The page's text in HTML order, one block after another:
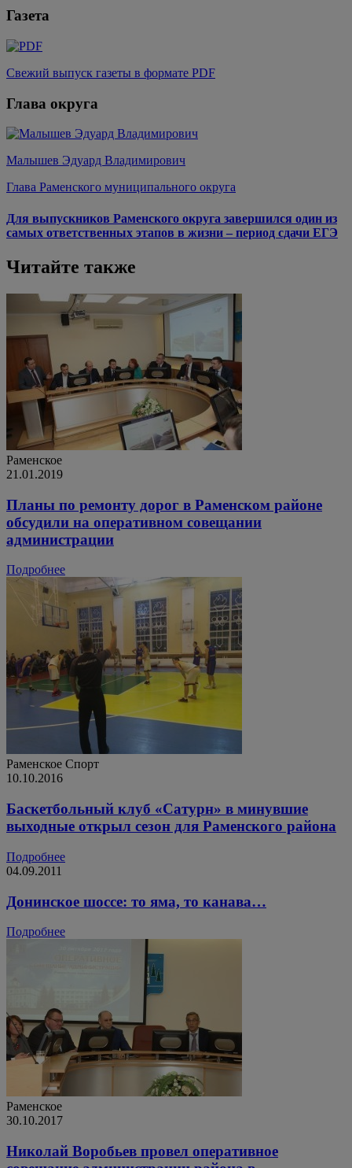
Газета
Свежий выпуск газеты в формате PDF
Глава округа
Малышев Эдуард Владимирович
Глава Раменского муниципального округа
Для выпускников Раменского округа завершился один из
самых ответственных этапов в жизни – период сдачи ЕГЭ
Читайте также
Раменское
21.01.2019
Планы по ремонту дорог в Раменском районе
обсудили на оперативном совещании
администрации
Подробнее
Раменское Спорт
10.10.2016
Баскетбольный клуб «Сатурн» в минувшие
выходные открыл сезон для Раменского района
Подробнее
04.09.2011
Донинское шоссе: то яма, то канава…
Подробнее
Раменское
30.10.2017
Николай Воробьев провел оперативное